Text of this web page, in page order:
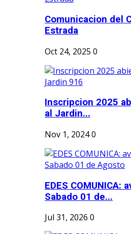
Comunicacion del
Estrada
Oct 24, 2025 0
Inscripcion 2025
al Jardin...
Nov 1, 20240
EDES COMUNICA:
Sabado 01 de...
Jul 31, 2026 0